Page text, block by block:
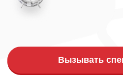
Вызывать